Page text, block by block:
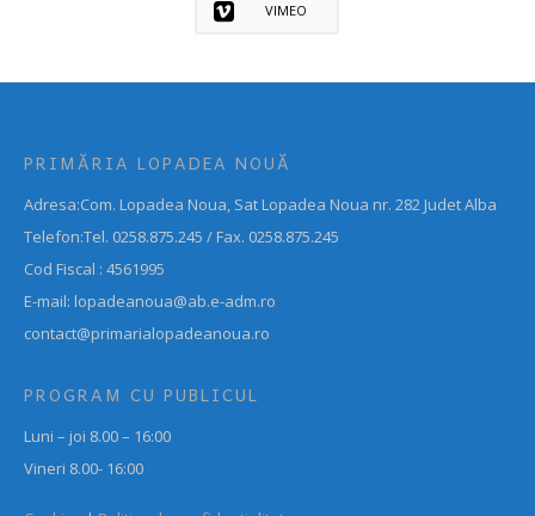
VIMEO
PRIMĂRIA LOPADEA NOUĂ
Adresa:Com. Lopadea Noua, Sat Lopadea Noua nr. 282 Judet Alba
Telefon:Tel. 0258.875.245 / Fax. 0258.875.245
Cod Fiscal : 4561995
E-mail: lopadeanoua@ab.e-adm.ro
contact@primarialopadeanoua.ro
PROGRAM CU PUBLICUL
Luni – joi 8.00 – 16:00
Vineri 8.00- 16:00